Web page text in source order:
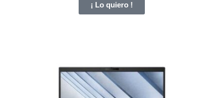
¡ Lo quiero !